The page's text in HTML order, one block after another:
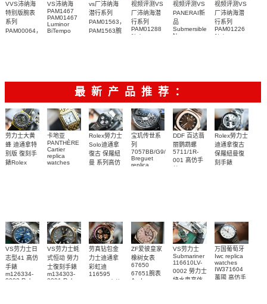
VVS沛纳海
特别版腕表
系列
PAM00064，
VS沛纳海
PAM1467
PAM01467
Luminor
BiTempo
vs厂沛纳海
潜行系列
PAM01563，
PAM1563腕
视频评测VS
厂沛纳海潜
行系列
PAM01288
视频评测VS
PANERAI新
品
Submersible
Navy
视频评测VS
厂沛纳海潜
行系列
PAM01226
最新产品推荐：
劳力士大黄
蜂 迪通拿特
别版 復刻手
錶Rolex
卡地亚
PANTHÈRE
Cartier
replica
watches
Rolex勞力士
Solo迪通拿
復古 保羅紐
曼 系列高仿
宝玑传世系
列
7057BB/G9/9W6
Breguet
replica
DDF 百达翡
丽鹦鹉螺
5711/1R-
001 高仿手
Rolex勞力士
迪通拿復古
保羅紐曼復
刻手錶
VS劳力士日
志型41 高仿
手錶
m126334-
0002 Rolex
VS劳力士蚝
式恒动 勞力
士復刻手錶
m134303-
0001 Rolex
劳真钻包金
力士迪通拿
彩虹迪
116595
ZF爱彼皇家
橡树女表
67650
67651腕表
Audemars
VS劳力士
Submariner
116610LV-
0002 勞力士
綠水鬼高仿
万国葡萄牙
Iwc replica
watches
IW371604
萬國 高仿手